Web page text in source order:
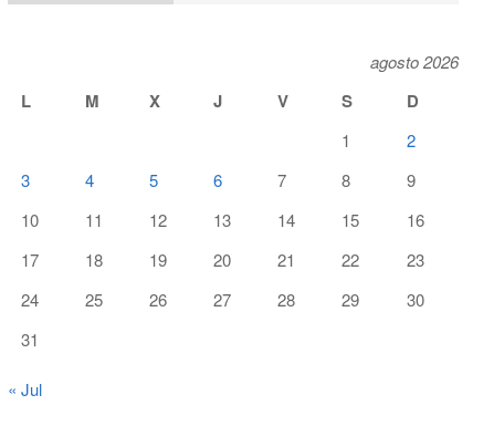
agosto 2026
L M X J V S D
1
2
3
4 5 6 7 8
9
10
11 12 13 14 15
16
17
18 19 20 21 22
23
24
25 26 27 28 29
30
31
« Jul